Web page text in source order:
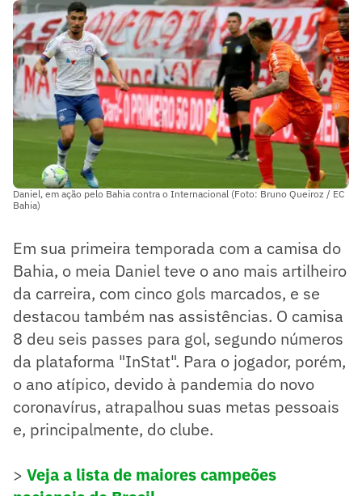
Daniel, em ação pelo Bahia contra o Internacional (Foto: Bruno Queiroz / EC
Bahia)
Em sua primeira temporada com a camisa do
Bahia, o meia Daniel teve o ano mais artilheiro
da carreira, com cinco gols marcados, e se
destacou também nas assistências. O camisa
8 deu seis passes para gol, segundo números
da plataforma "InStat". Para o jogador, porém,
o ano atípico, devido à pandemia do novo
coronavírus, atrapalhou suas metas pessoais
e, principalmente, do clube.
> Veja a lista de maiores campeões